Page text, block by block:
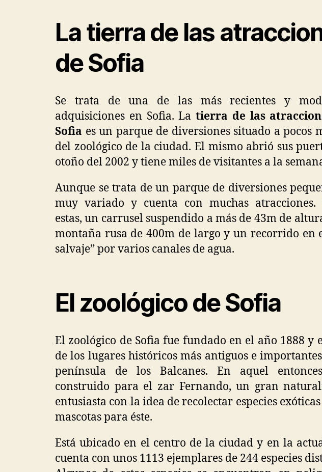
La tierra de las
de Sofia
Se trata de una de las más recientes y
adquisiciones en Sofia. La tierra de las
Sofia es un parque de diversiones situado a pocos
del zoológico de la ciudad. El mismo abrió sus
otoño del 2002 y tiene miles de visitantes a la
Aunque se trata de un parque de diversiones
muy variado y cuenta con muchas atracciones.
estas, un carrusel suspendido a más de 43m de
montaña rusa de 400m de largo y un recorrido en
salvaje” por varios canales de agua.
El zoológico de Sofia
El zoológico de Sofia fue fundado en el año 1888 y
de los lugares históricos más antiguos e
península de los Balcanes. En aquel
construido para el zar Fernando, un gran
entusiasta con la idea de recolectar especies
mascotas para éste.
Está ubicado en el centro de la ciudad y en la
cuenta con unos 1113 ejemplares de 244 especies